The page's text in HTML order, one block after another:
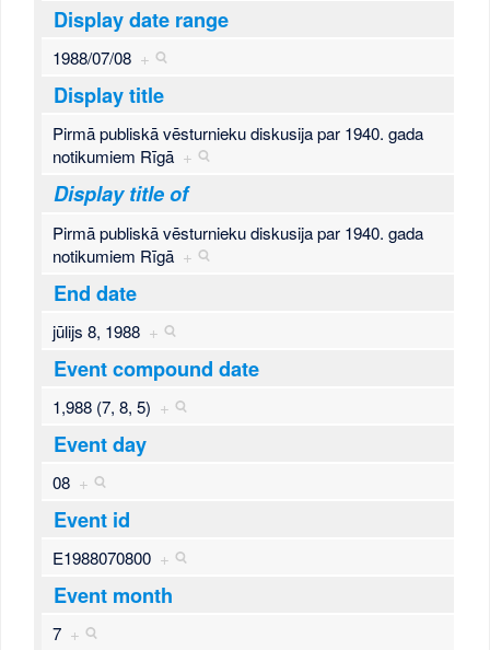
Display date range
1988/07/08 +
Display title
Pirmā publiskā vēsturnieku diskusija par 1940. gada
notikumiem Rīgā +
Display title of
Pirmā publiskā vēsturnieku diskusija par 1940. gada
notikumiem Rīgā +
End date
jūlijs 8, 1988 +
Event compound date
1,988 (7, 8, 5) +
Event day
08 +
Event id
E1988070800 +
Event month
7 +